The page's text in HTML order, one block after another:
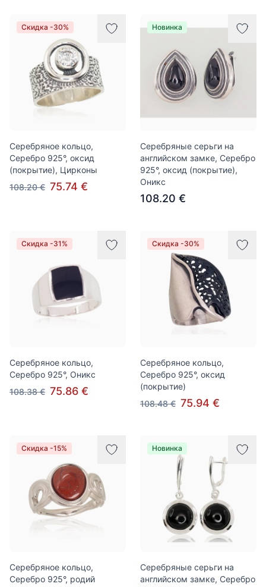
Скидка -30%
Серебряное кольцо,
Серебро 925°, оксид
(покрытие), Цирконы
108.20 € 75.74 €
Новинка
Серебряные серьги на
английском замке, Серебро
925°, оксид (покрытие),
Оникс
108.20 €
Скидка -31%
Серебряное кольцо,
Серебро 925°, Оникс
108.38 € 75.86 €
Скидка -30%
Серебряное кольцо,
Серебро 925°, оксид
(покрытие)
108.48 € 75.94 €
Скидка -15%
Серебряное кольцо,
Серебро 925°, родий
Новинка
Серебряные серьги на
английском замке, Серебро